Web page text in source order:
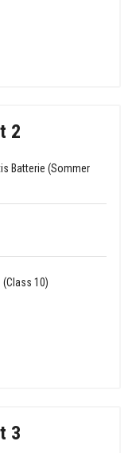
2
Batterie (Sommer
(Class 10)
3